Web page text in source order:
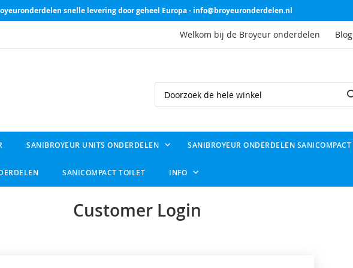
snelle levering door geheel Europa - info@broyeuronderdelen.nl
Welkom bij de Broyeur onderdelen Blog
Search
SANIBROYEUR UNITS ONDERDELEN SANIBROYEUR ONDERDELEN SANICOMPACT
SANICOMPACT TOILET INFO
Customer Login